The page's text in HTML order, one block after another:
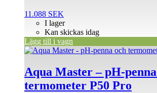
11.088 SEK
I lager
Kan skickas idag
Lägg till i vagn
Aqua Master – pH-
termometer P50 Pro